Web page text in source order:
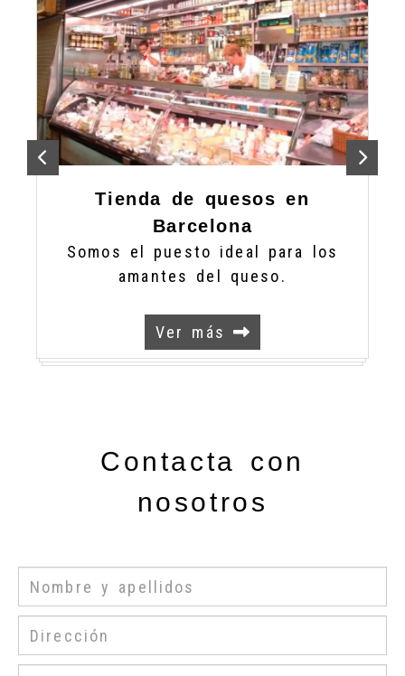
Tienda de quesos en
Barcelona
Somos el puesto ideal para los
amantes del queso.
Ver más
Anterior
Contacta con
nosotros